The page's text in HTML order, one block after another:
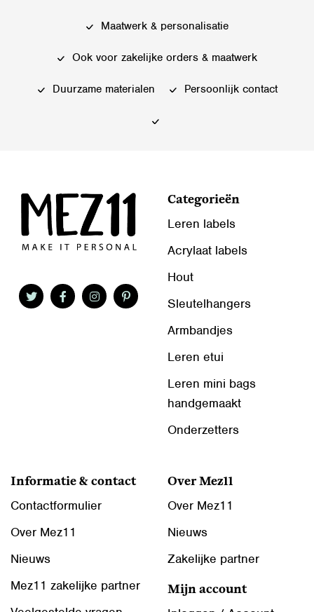
worden
optie
kan
worden
Maatwerk & personalisatie
Ook voor zakelijke orders & maatwerk
Duurzame materialen Persoonlijk contact
Categorieën
Leren labels
Acrylaat labels
Hout
Sleutelhangers
Armbandjes
Leren etui
Leren mini bags
handgemaakt
Onderzetters
Informatie & contact
Contactformulier
Over Mez11
Nieuws
Mez11 zakelijke partner
Over Mez11
Over Mez11
Nieuws
Zakelijke partner
Mijn account